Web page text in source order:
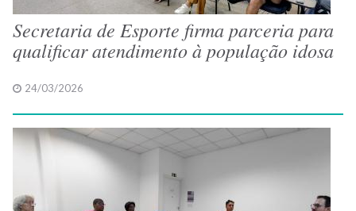
Secretaria de Esporte firma parceria para
qualificar atendimento à população idosa
24/03/2026